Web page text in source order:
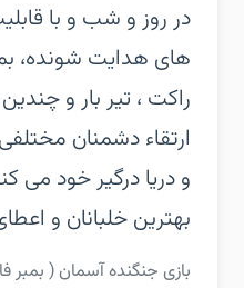
در روز و شب و با
های هدایت شونده،
راکت ، تیر بار و
ارتقاء‏ دشمنان
و دریا درگیر خود می
بهترین خلبانان و
‏‏بازی جنگنده آسمان ( بمبر